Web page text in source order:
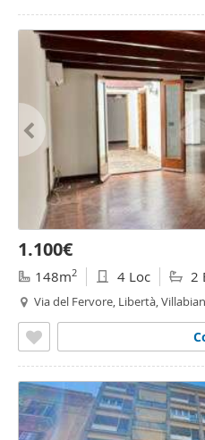
1.100€
148m2 4 Loc 2
Via del Fervore, Libertà,